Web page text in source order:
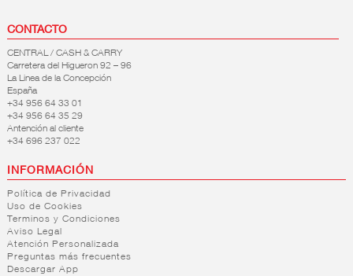
CONTACTO
CENTRAL / CASH & CARRY
Carretera del Higueron 92 – 96
La Linea de la Concepción
España
+34 956 64 33 01
+34 956 64 35 29
Antención al cliente
+34 696 237 022
INFORMACIÓN
Política de Privacidad
Uso de Cookies
Terminos y Condiciones
Aviso Legal
Atención Personalizada
Preguntas más frecuentes
Descargar App